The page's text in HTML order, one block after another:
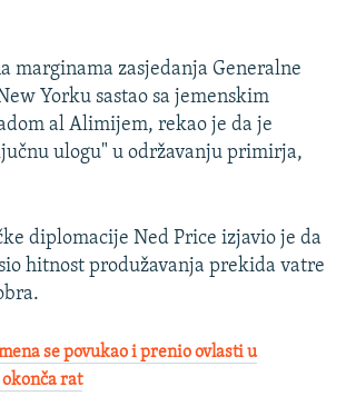
JUGOSLAVIJE
marginama zasjedanja Generalne
Yorku sastao sa jemenskim
al Alimijem, rekao je da je
ulogu" u održavanju primirja,
diplomacije Ned Price izjavio je da
hitnost produžavanja prekida vatre
se povukao i prenio ovlasti u
rat